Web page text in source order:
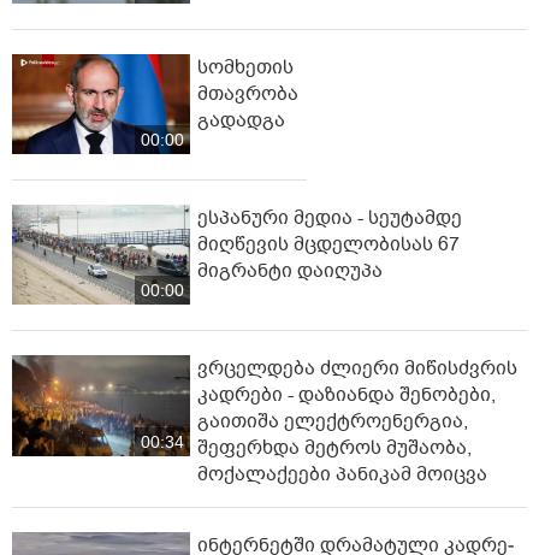
00:00
სომხეთის
მთავრობა
გადადგა
00:00
ესპანური მედია - სეუტამდე
მიღწევის მცდელობისას 67
მიგრანტი დაიღუპა
00:34
ვრცელდება ძლიერი მიწისძვრის
კადრები - დაზიანდა შენობები,
გაითიშა ელექტროენერგია,
შეფერხდა მეტროს მუშაობა,
მოქალაქეები პანიკამ მოიცვა
ინ­ტერ­ნეტ­ში დრა­მა­ტუ­ლი კად­რე­